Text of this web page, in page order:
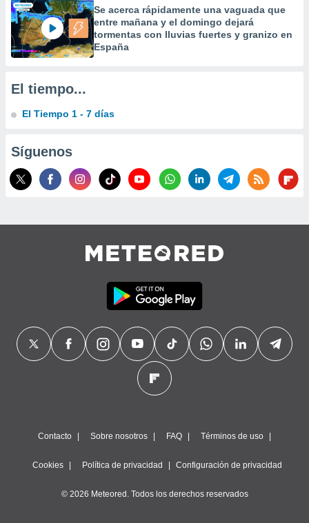
medir el
de la
el
del
o a través
de
uso de
e
Se acerca rápidamente una vaguada que
entre mañana y el domingo dejará
tormentas con lluvias fuertes y granizo en
España
El tiempo...
El Tiempo 1 - 7 días
Síguenos
Contacto Sobre nosotros FAQ Términos de uso
Cookies Política de privacidad Configuración de privacidad
© 2026 Meteored. Todos los derechos reservados